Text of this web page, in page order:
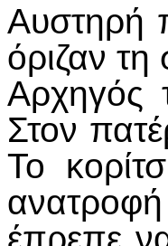
Αυστηρή
όριζαν
Αρχηγός
Στον
Το
έπρεπε